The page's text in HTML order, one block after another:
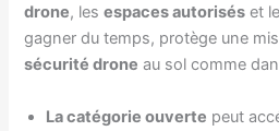
drone, lesespaces autorisés et
gagner du temps, protège une
sécurité drone au sol comme
La catégorie ouverte peut